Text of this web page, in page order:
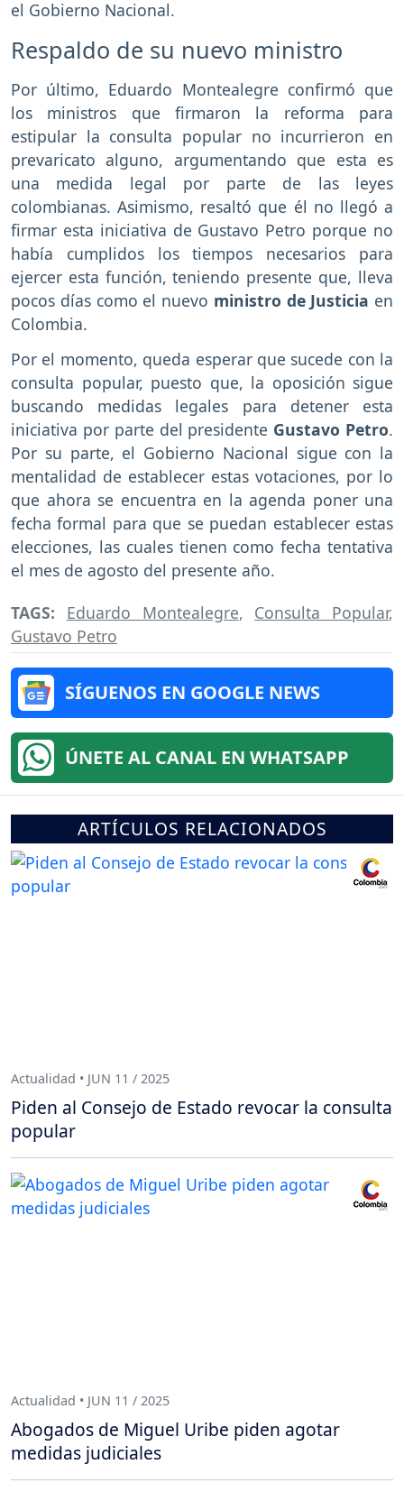
el Gobierno Nacional.
Respaldo de su nuevo ministro
Por último, Eduardo Montealegre confirmó que
los ministros que firmaron la reforma para
estipular la consulta popular no incurrieron en
prevaricato alguno, argumentando que esta es
una medida legal por parte de las leyes
colombianas. Asimismo, resaltó que él no llegó a
firmar esta iniciativa de Gustavo Petro porque no
había cumplidos los tiempos necesarios para
ejercer esta función, teniendo presente que, lleva
pocos días como el nuevo ministro de Justicia en
Colombia.
Por el momento, queda esperar que sucede con la
consulta popular, puesto que, la oposición sigue
buscando medidas legales para detener esta
iniciativa por parte del presidente Gustavo Petro.
Por su parte, el Gobierno Nacional sigue con la
mentalidad de establecer estas votaciones, por lo
que ahora se encuentra en la agenda poner una
fecha formal para que se puedan establecer estas
elecciones, las cuales tienen como fecha tentativa
el mes de agosto del presente año.
TAGS: Eduardo Montealegre, Consulta Popular,
Gustavo Petro
SÍGUENOS EN GOOGLE NEWS
ÚNETE AL CANAL EN WHATSAPP
ARTÍCULOS RELACIONADOS
Actualidad • JUN 11 / 2025
Piden al Consejo de Estado revocar la consulta
popular
Actualidad • JUN 11 / 2025
Abogados de Miguel Uribe piden agotar
medidas judiciales